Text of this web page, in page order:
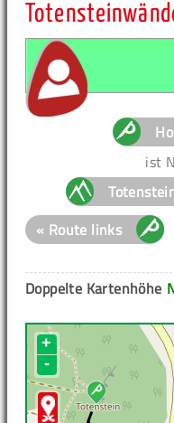
ist
« Route links
Doppelte Kartenhöhe
+
-